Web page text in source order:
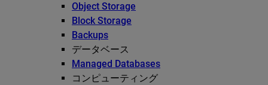
Object Storage
Block Storage
Backups
データベース
Managed Databases
コンピューティング